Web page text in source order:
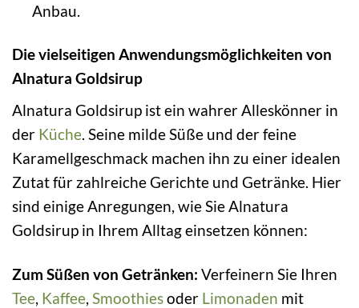
Anbau.
Die vielseitigen Anwendungsmöglichkeiten von
Alnatura Goldsirup
Alnatura Goldsirup ist ein wahrer Alleskönner in
der Küche. Seine milde Süße und der feine
Karamellgeschmack machen ihn zu einer idealen
Zutat für zahlreiche Gerichte und Getränke. Hier
sind einige Anregungen, wie Sie Alnatura
Goldsirup in Ihrem Alltag einsetzen können:
Zum Süßen von Getränken: Verfeinern Sie Ihren
Tee, Kaffee, Smoothiesoder Limonaden mit